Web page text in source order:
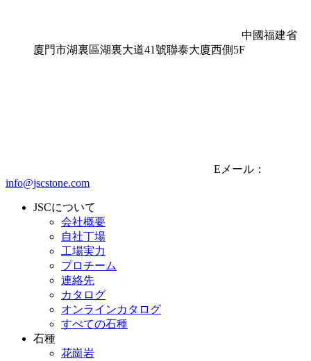
中國福建省
廈門市湖裏區湖裏大道41號聯泰大廈西側5F
Eメール：
info@jscstone.com
JSCについて
会社概要
自社丁場
工場実力
プロチーム
連絡先
カタログ
オンラインカタログ
すべての石種
石種
花崗岩